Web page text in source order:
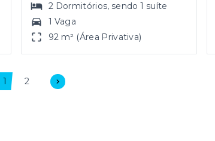
2 Dormitórios, sendo1 suíte
1 Vaga
92 m² (Área Privativa)
1 2